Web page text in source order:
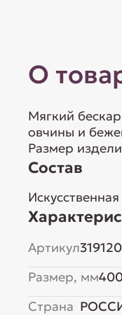
О
Мягкий
овчины и
Размер
Состав
Артикул
Размер, мм
Страна